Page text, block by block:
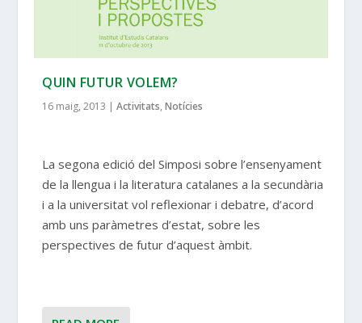
QUIN FUTUR VOLEM?
16 maig, 2013 |Activitats,Notícies
La segona edició del Simposi sobre l’ensenyament
de la llengua i la literatura catalanes a la secundària
i a la universitat vol reflexionar i debatre, d’acord
amb uns paràmetres d’estat, sobre les
perspectives de futur d’aquest àmbit.